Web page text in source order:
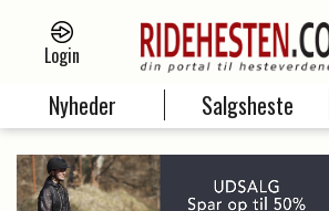
Login
Nyheder Salgsheste